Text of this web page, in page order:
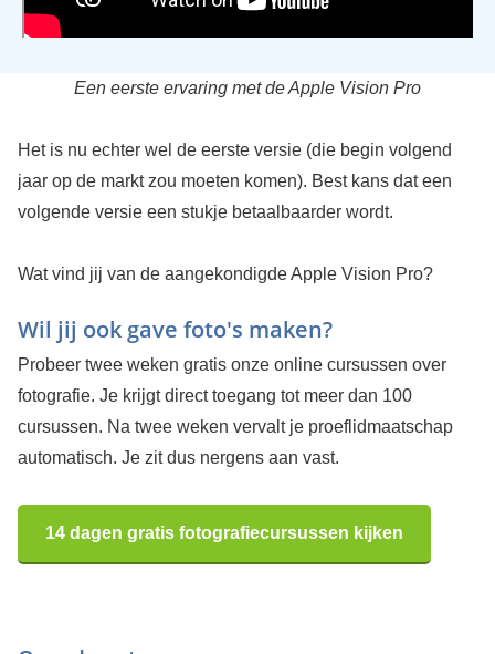
Een eerste ervaring met de Apple Vision Pro
Het is nu echter wel de eerste versie (die begin volgend
jaar op de markt zou moeten komen). Best kans dat een
volgende versie een stukje betaalbaarder wordt.
Wat vind jij van de aangekondigde Apple Vision Pro?
Wil jij ook gave foto's maken?
Probeer twee weken gratis onze online cursussen over
fotografie. Je krijgt direct toegang tot meer dan 100
cursussen. Na twee weken vervalt je proeflidmaatschap
automatisch. Je zit dus nergens aan vast.
14 dagen gratis fotografiecursussen kijken